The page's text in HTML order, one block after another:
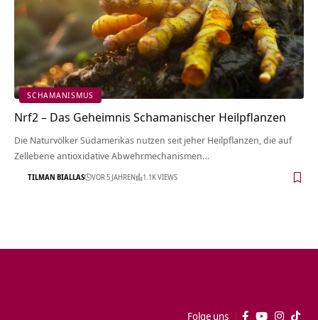
SCHAMANISMUS
Nrf2 – Das Geheimnis Schamanischer Heilpflanzen
Die Naturvölker Südamerikas nutzen seit jeher Heilpflanzen, die auf
Zellebene antioxidative Abwehrmechanismen…
TILMAN BIALLAS VOR 5 JAHREN 1.1K VIEWS
Folge uns